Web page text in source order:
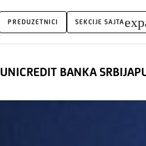
PREDUZETNICI SEKCIJE SAJTA
UNICREDIT BANKA SRBIJA